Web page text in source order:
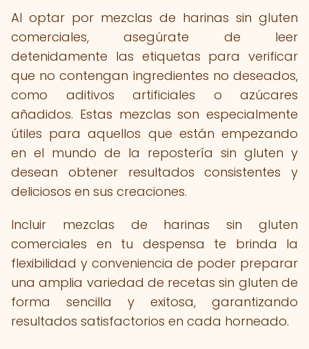
Al optar por mezclas de harinas sin gluten
comerciales, asegúrate de leer
detenidamente las etiquetas para verificar
que no contengan ingredientes no deseados,
como aditivos artificiales o azúcares
añadidos. Estas mezclas son especialmente
útiles para aquellos que están empezando
en el mundo de la repostería sin gluten y
desean obtener resultados consistentes y
deliciosos en sus creaciones.
Incluir mezclas de harinas sin gluten
comerciales en tu despensa te brinda la
flexibilidad y conveniencia de poder preparar
una amplia variedad de recetas sin gluten de
forma sencilla y exitosa, garantizando
resultados satisfactorios en cada horneado.